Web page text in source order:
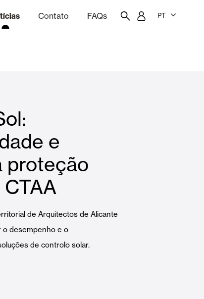
Portas Automáticas
Contato FAQs PT
e
proteção
de Arquitectos de Alicante
o desempenho e o
de controlo solar.